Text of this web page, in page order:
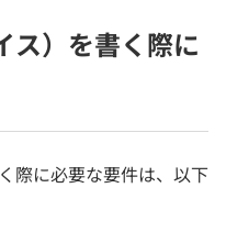
ス）を書く際に
際に必要な要件は、以下